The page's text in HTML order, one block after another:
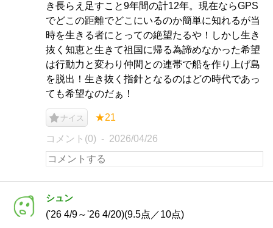
き長らえ足すこと9年間の計12年。現在ならGPS
でどこの距離でどこにいるのか簡単に知れるが当
時を生きる者にとっての絶望たるや！しかし生き
抜く知恵と生きて祖国に帰る為諦めなかった希望
は行動力と変わり仲間との連帯で船を作り上げ島
を脱出！生き抜く指針となるのはどの時代であっ
ても希望なのだぁ！
ナイス ★21
コメント(0) 2026/04/26
シュン
('26 4/9～'26 4/20)(9.5点／10点)